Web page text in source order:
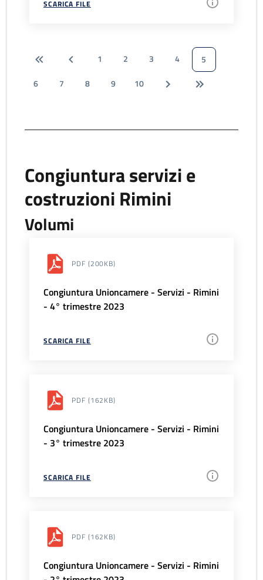
SCARICA FILE
1 2 3 4
5
6
7 8 9 10
Congiuntura servizi e
costruzioni Rimini
Volumi
PDF (200KB)
Congiuntura Unioncamere - Servizi - Rimini
- 4° trimestre 2023
SCARICA FILE
PDF (162KB)
Congiuntura Unioncamere - Servizi - Rimini
- 3° trimestre 2023
SCARICA FILE
PDF (162KB)
Congiuntura Unioncamere - Servizi - Rimini